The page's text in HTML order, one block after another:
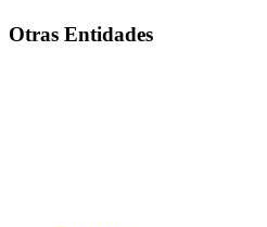
Otras Entidades